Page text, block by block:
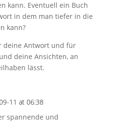
kann. Eventuell ein Buch
in dem man tiefer in die
kann?
deine Antwort und für
deine Ansichten, an
lässt.
11 at 06:38
spannende und